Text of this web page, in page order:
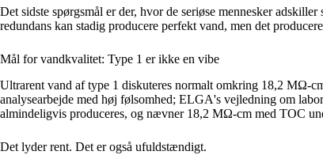
Det sidste spørgsmål er der, hvor de seriøse mennesker
redundans kan stadig producere perfekt vand, men det
Mål for vandkvalitet: Type 1 er ikke en vibe
Ultrarent vand af type 1 diskuteres normalt omkring 18,2 MΩ-
analysearbejde med høj følsomhed; ELGA's vejledning om
almindeligvis produceres, og nævner 18,2 MΩ-cm med TOC
Det lyder rent. Det er også ufuldstændigt.